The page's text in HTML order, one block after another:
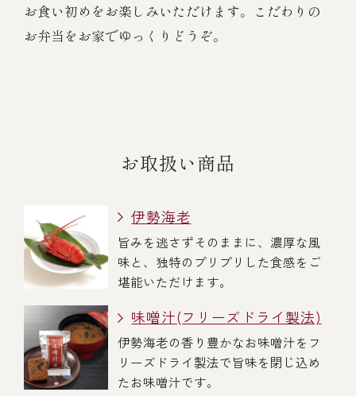
お食い初めをお楽しみいただけます。こだわりの
お弁当をお家でゆっくりどうぞ。
お取扱い商品
伊勢海老
旨みを逃さずそのままに、濃厚な風
味と、独特のプリプリした食感をご
堪能いただけます。
味噌汁(フリーズドライ製法)
伊勢海老の香り豊かなお味噌汁をフ
リーズドライ製法で旨味を閉じ込め
たお味噌汁です。